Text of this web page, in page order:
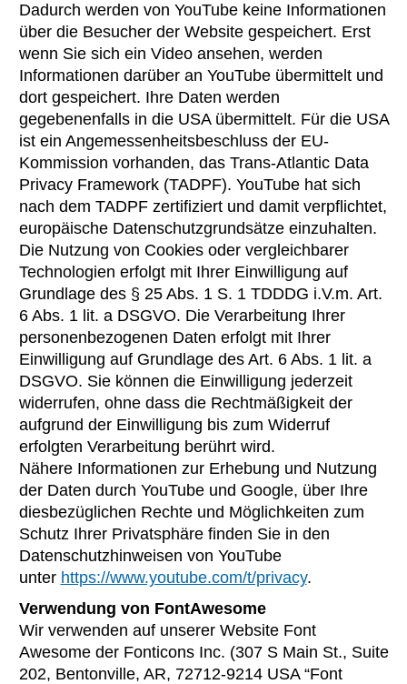
Dadurch werden von YouTube keine Informationen
über die Besucher der Website gespeichert. Erst
wenn Sie sich ein Video ansehen, werden
Informationen darüber an YouTube übermittelt und
dort gespeichert. Ihre Daten werden
gegebenenfalls in die USA übermittelt. Für die USA
ist ein Angemessenheitsbeschluss der EU-
Kommission vorhanden, das Trans-Atlantic Data
Privacy Framework (TADPF). YouTube hat sich
nach dem TADPF zertifiziert und damit verpflichtet,
europäische Datenschutzgrundsätze einzuhalten.
Die Nutzung von Cookies oder vergleichbarer
Technologien erfolgt mit Ihrer Einwilligung auf
Grundlage des § 25 Abs. 1 S. 1 TDDDG i.V.m. Art.
6 Abs. 1 lit. a DSGVO. Die Verarbeitung Ihrer
personenbezogenen Daten erfolgt mit Ihrer
Einwilligung auf Grundlage des Art. 6 Abs. 1 lit. a
DSGVO. Sie können die Einwilligung jederzeit
widerrufen, ohne dass die Rechtmäßigkeit der
aufgrund der Einwilligung bis zum Widerruf
erfolgten Verarbeitung berührt wird.
Nähere Informationen zur Erhebung und Nutzung
der Daten durch YouTube und Google, über Ihre
diesbezüglichen Rechte und Möglichkeiten zum
Schutz Ihrer Privatsphäre finden Sie in den
Datenschutzhinweisen von YouTube
unter https://www.youtube.com/t/privacy.
Verwendung von FontAwesome
Wir verwenden auf unserer Website Font
Awesome der Fonticons Inc. (307 S Main St., Suite
202, Bentonville, AR, 72712-9214 USA “Font